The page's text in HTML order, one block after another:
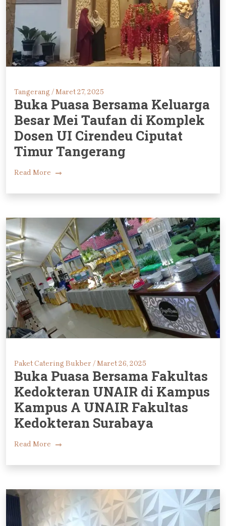
Tangerang /Maret 27, 2025
Buka Puasa Bersama Keluarga
Besar Mei Taufan di Komplek
Dosen UI Cirendeu Ciputat
Timur Tangerang
Read More
Paket Catering Bukber /Maret 26, 2025
Buka Puasa Bersama Fakultas
Kedokteran UNAIR di Kampus
Kampus A UNAIR Fakultas
Kedokteran Surabaya
Read More